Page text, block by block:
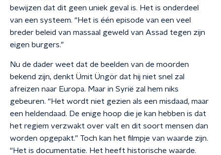
bewijzen dat dit geen uniek geval is. Het is onderdeel
van een systeem. “Het is één episode van een veel
breder beleid van massaal geweld van Assad tegen zijn
eigen burgers.”
Nu de dader weet dat de beelden van de moorden
bekend zijn, denkt Ümit Üngör dat hij niet snel zal
afreizen naar Europa. Maar in Syrië zal hem niks
gebeuren. “Het wordt niet gezien als een misdaad, maar
een heldendaad. De enige hoop die je kan hebben is dat
het regiem verzwakt over valt en dit soort mensen dan
worden opgepakt.” Toch kan het filmpje van waarde zijn.
“Het is documentatie. Het heeft historische waarde.